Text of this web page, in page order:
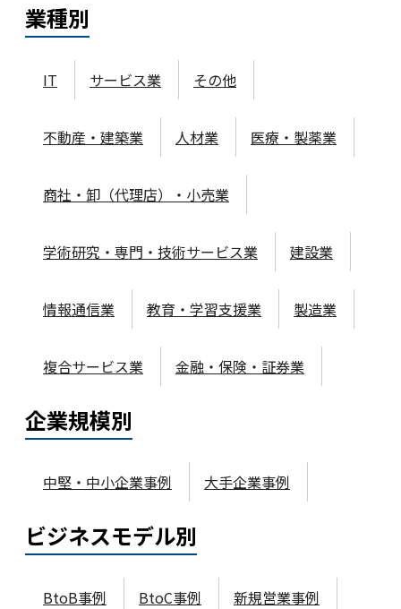
業種別
IT サービス業 その他
不動産・建築業 人材業 医療・製薬業
商社・卸（代理店）・小売業
学術研究・専門・技術サービス業 建設業
情報通信業 教育・学習支援業 製造業
複合サービス業 金融・保険・証券業
企業規模別
中堅・中小企業事例 大手企業事例
ビジネスモデル別
BtoB事例 BtoC事例 新規営業事例